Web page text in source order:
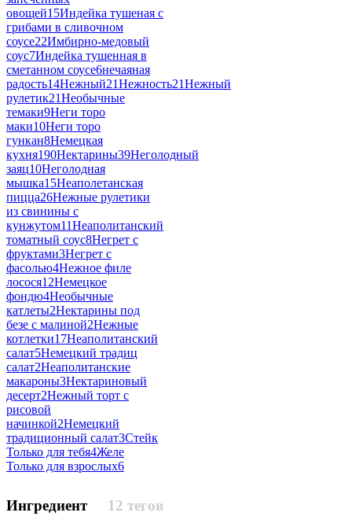
овощей15Индейка тушеная с
грибами в сливочном
соусе22Имбирно-медовый
соус7Индейка тушенная в
сметанном соусе6нечаяная
радость14Нежный21Нежность21Нежный
рулетик21Необычные
темаки9Неги торо
маки10Неги торо
гункан8Немецкая
кухня190Нектарины39Неголодный
заяц10Неголодная
мышка15Неаполетанская
пицца26Нежные рулетики
из свинины с
кунжутом11Неаполитанский
томатный соус8Негрет с
фруктами3Негрет с
фасолью4Нежное филе
лосося12Немецкое
фондю4Необычные
катлеты2Нектарины под
безе с малиной2Нежные
котлетки17Неаполитанский
салат5Немецкий традиц
салат2Неаполитанские
макароны3Нектариновый
десерт2Нежный торт с
рисовой
начинкой2Немецкий
традиционный салат3Стейк
Только для тебя4Желе
Только для взрослых6
12 тегов
Ингредиент